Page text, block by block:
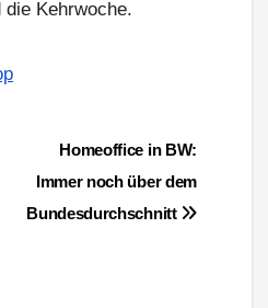
Kehrwoche.
Homeoffice in BW:
Immer noch über dem
Bundesdurchschnitt